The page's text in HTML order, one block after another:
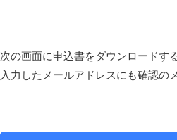
次の画面に申込書をダウンロードす
入力したメールアドレスにも確認の